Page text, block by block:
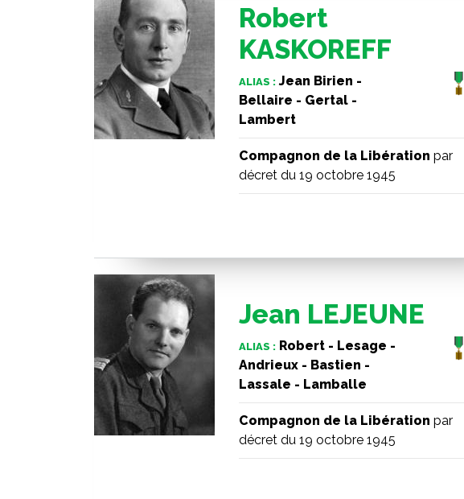
Robert
KASKOREFF
ALIAS : Jean Birien -
Bellaire - Gertal -
Lambert
Compagnon de la Libération par
décret du 19 octobre 1945
Jean LEJEUNE
ALIAS : Robert - Lesage -
Andrieux - Bastien -
Lassale - Lamballe
Compagnon de la Libération par
décret du 19 octobre 1945